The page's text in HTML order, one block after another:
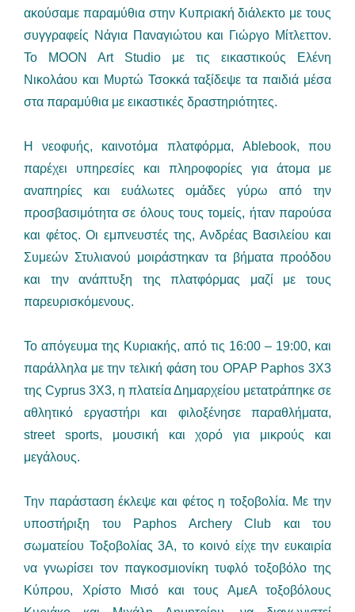
ακούσαμε παραμύθια στην Κυπριακή διάλεκτο με τους
συγγραφείς Νάγια Παναγιώτου και Γιώργο Μίτλεττον.
Το MOON Art Studio με τις εικαστικούς Ελένη
Νικολάου και Μυρτώ Τσοκκά ταξίδεψε τα παιδιά μέσα
στα παραμύθια με εικαστικές δραστηριότητες.
Η νεοφυής, καινοτόμα πλατφόρμα, Ablebook, που
παρέχει υπηρεσίες και πληροφορίες για άτομα με
αναπηρίες και ευάλωτες ομάδες γύρω από την
προσβασιμότητα σε όλους τους τομείς, ήταν παρούσα
και φέτος. Οι εμπνευστές της, Ανδρέας Βασιλείου και
Συμεών Στυλιανού μοιράστηκαν τα βήματα προόδου
και την ανάπτυξη της πλατφόρμας μαζί με τους
παρευρισκόμενους.
Το απόγευμα της Κυριακής, από τις 16:00 – 19:00, και
παράλληλα με την τελική φάση του OPAP Paphos 3X3
της Cyprus 3X3, η πλατεία Δημαρχείου μετατράπηκε σε
αθλητικό εργαστήρι και φιλοξένησε παραθλήματα,
street sports, μουσική και χορό για μικρούς και
μεγάλους.
Την παράσταση έκλεψε και φέτος η τοξοβολία. Με την
υποστήριξη του Paphos Archery Club και του
σωματείου Τοξοβολίας 3Α, το κοινό είχε την ευκαιρία
να γνωρίσει τον παγκοσμιονίκη τυφλό τοξοβόλο της
Κύπρου, Χρίστο Μισό και τους ΑμεΑ τοξοβόλους